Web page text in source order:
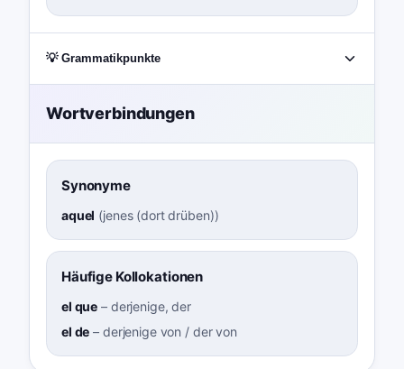
💡 Grammatikpunkte
Wortverbindungen
Synonyme
aquel (jenes (dort drüben))
Häufige Kollokationen
el que – derjenige, der
el de – derjenige von / der von